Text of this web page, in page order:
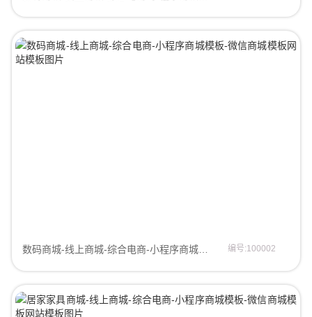
编号:100002